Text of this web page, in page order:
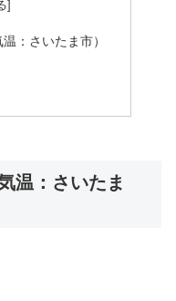
：さいたま市）
温：さいたま